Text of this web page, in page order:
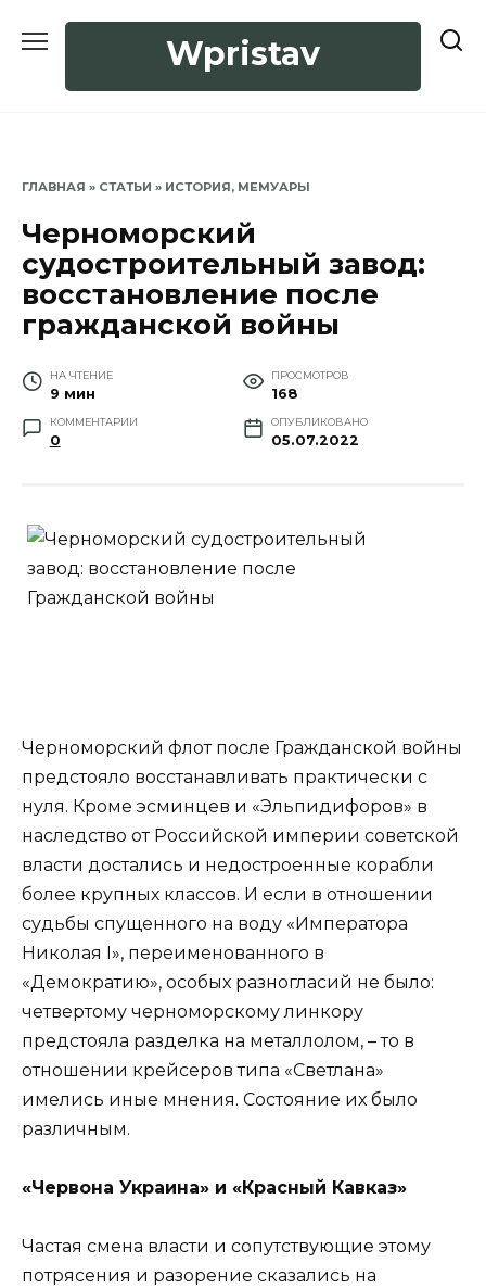
Wpristav
ГЛАВНАЯ » СТАТЬИ » ИСТОРИЯ, МЕМУАРЫ
Черноморский
судостроительный завод:
восстановление после
гражданской войны
НА ЧТЕНИЕ
9 мин
ПРОСМОТРОВ
168
КОММЕНТАРИИ
0
ОПУБЛИКОВАНО
05.07.2022
Черноморский флот после Гражданской войны
предстояло восстанавливать практически с
нуля. Кроме эсминцев и «Эльпидифоров» в
наследство от Российской империи советской
власти достались и недостроенные корабли
более крупных классов. И если в отношении
судьбы спущенного на воду «Императора
Николая I», переименованного в
«Демократию», особых разногласий не было:
четвертому черноморскому линкору
предстояла разделка на металлолом, – то в
отношении крейсеров типа «Светлана»
имелись иные мнения. Состояние их было
различным.
«Червона Украина» и «Красный Кавказ»
Частая смена власти и сопутствующие этому
потрясения и разорение сказались на